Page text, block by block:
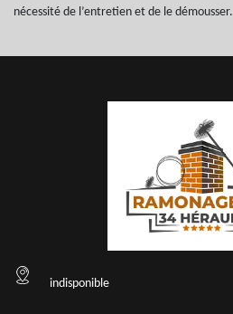
nécessité de l’entretien et de le démousser.
indisponible